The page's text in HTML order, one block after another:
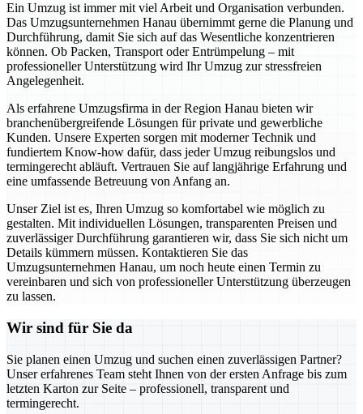
Ein Umzug ist immer mit viel Arbeit und Organisation verbunden.
Das Umzugsunternehmen Hanau übernimmt gerne die Planung und
Durchführung, damit Sie sich auf das Wesentliche konzentrieren
können. Ob Packen, Transport oder Entrümpelung – mit
professioneller Unterstützung wird Ihr Umzug zur stressfreien
Angelegenheit.
Als erfahrene Umzugsfirma in der Region Hanau bieten wir
branchenübergreifende Lösungen für private und gewerbliche
Kunden. Unsere Experten sorgen mit moderner Technik und
fundiertem Know-how dafür, dass jeder Umzug reibungslos und
termingerecht abläuft. Vertrauen Sie auf langjährige Erfahrung und
eine umfassende Betreuung von Anfang an.
Unser Ziel ist es, Ihren Umzug so komfortabel wie möglich zu
gestalten. Mit individuellen Lösungen, transparenten Preisen und
zuverlässiger Durchführung garantieren wir, dass Sie sich nicht um
Details kümmern müssen. Kontaktieren Sie das
Umzugsunternehmen Hanau, um noch heute einen Termin zu
vereinbaren und sich von professioneller Unterstützung überzeugen
zu lassen.
Wir sind für Sie da
Sie planen einen Umzug und suchen einen zuverlässigen Partner?
Unser erfahrenes Team steht Ihnen von der ersten Anfrage bis zum
letzten Karton zur Seite – professionell, transparent und
termingerecht.